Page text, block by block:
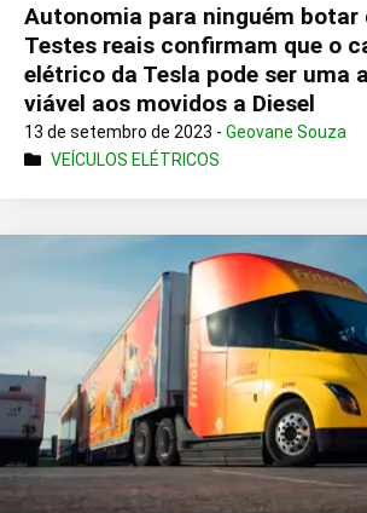
Autonomia para ninguém botar
Testes reais confirmam que o
elétrico da Tesla pode ser uma
viável aos movidos a Diesel
13 de setembro de 2023 - Geovane Souza
VEÍCULOS ELÉTRICOS